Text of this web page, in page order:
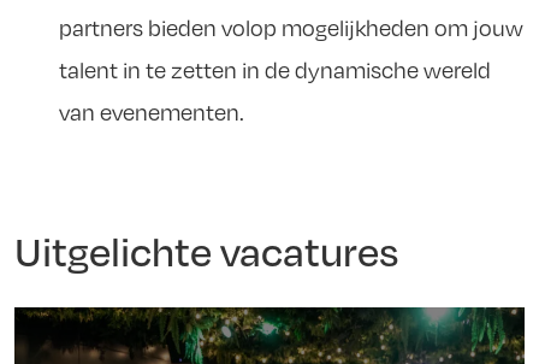
partners bieden volop mogelijkheden om jouw
talent in te zetten in de dynamische wereld
van evenementen.
Uitgelichte vacatures